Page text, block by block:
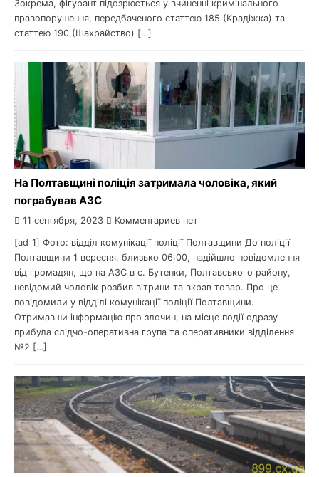
Зокрема, фігурант підозрюється у вчиненні кримінального
правопорушення, передбаченого статтею 185 (Крадіжка) та
статтею 190 (Шахрайство) […]
На Полтавщині поліція затримала чоловіка, який
пограбував АЗС
11 сентября, 2023 Комментариев нет
[ad_1] Фото: відділ комунікації поліції Полтавщини До поліції
Полтавщини 1 вересня, близько 06:00, надійшло повідомлення
від громадян, що на АЗС в с. Бутенки, Полтавського району,
невідомий чоловік розбив вітрини та вкрав товар. Про це
повідомили у відділі комунікації поліції Полтавщини.
Отримавши інформацію про злочин, на місце події одразу
прибула слідчо-оперативна група та оперативники відділення
№2 […]